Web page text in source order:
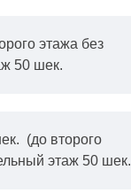
этажа без
50 шек.
(до второго
этаж 50 шек.